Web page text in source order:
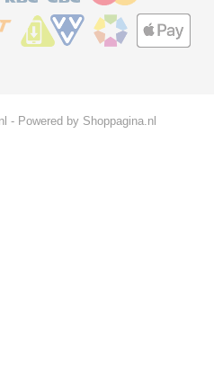
- Powered by Shoppagina.nl